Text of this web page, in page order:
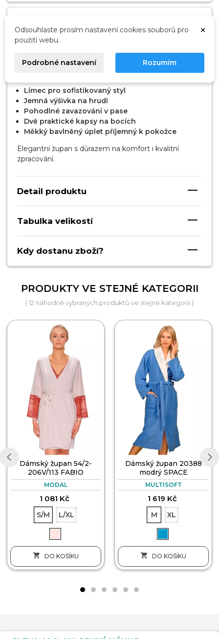
Dámský župan Coco long grey značky L&Lnabízí
elegantní vzhled, pohodlí a lehkost pro každodenní
Límec pro sofistikovaný styl
Jemná výšivka na hrudi
Pohodlné zavazování v pase
Dvě praktické kapsy na bocích
Měkký bavlněný úplet příjemný k pokožce
Elegantní župan s důrazem na komfort i kvalitní
zpracování.
Detail produktu
Tabulka velikostí
Kdy dostanu zboží?
PRODUKTY VE STEJNÉ KATEGORII
( 12 náhodně vybraných produktů ve stejné kategorii )
Dámský župan 54/2-
206V/113 FABIO
MODAL
1 081 Kč
S/M L/XL
 DO KOŠÍKU
Dámský župan 20388
modrý SPACE
MULTISOFT
1 619 Kč
M XL
 DO KOŠÍKU
×
Odsouhlaste prosím nastavení cookies souborů pro
použití webu.
Podrobné nastavení Rozumím